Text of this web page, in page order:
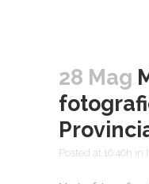
28 Mag
Posted at 16:46h in